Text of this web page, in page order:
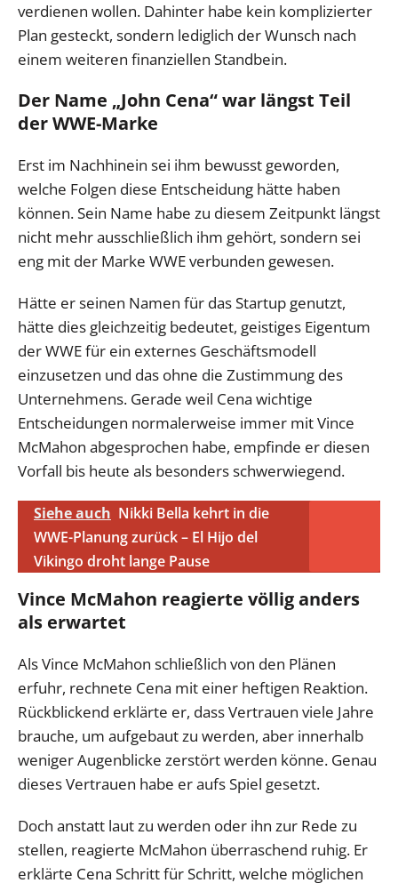
verdienen wollen. Dahinter habe kein komplizierter
Plan gesteckt, sondern lediglich der Wunsch nach
einem weiteren finanziellen Standbein.
Der Name „John Cena“ war längst Teil
der WWE-Marke
Erst im Nachhinein sei ihm bewusst geworden,
welche Folgen diese Entscheidung hätte haben
können. Sein Name habe zu diesem Zeitpunkt längst
nicht mehr ausschließlich ihm gehört, sondern sei
eng mit der Marke WWE verbunden gewesen.
Hätte er seinen Namen für das Startup genutzt,
hätte dies gleichzeitig bedeutet, geistiges Eigentum
der WWE für ein externes Geschäftsmodell
einzusetzen und das ohne die Zustimmung des
Unternehmens. Gerade weil Cena wichtige
Entscheidungen normalerweise immer mit Vince
McMahon abgesprochen habe, empfinde er diesen
Vorfall bis heute als besonders schwerwiegend.
Siehe auch Nikki Bella kehrt in die
WWE-Planung zurück – El Hijo del
Vikingo droht lange Pause
Vince McMahon reagierte völlig anders
als erwartet
Als Vince McMahon schließlich von den Plänen
erfuhr, rechnete Cena mit einer heftigen Reaktion.
Rückblickend erklärte er, dass Vertrauen viele Jahre
brauche, um aufgebaut zu werden, aber innerhalb
weniger Augenblicke zerstört werden könne. Genau
dieses Vertrauen habe er aufs Spiel gesetzt.
Doch anstatt laut zu werden oder ihn zur Rede zu
stellen, reagierte McMahon überraschend ruhig. Er
erklärte Cena Schritt für Schritt, welche möglichen